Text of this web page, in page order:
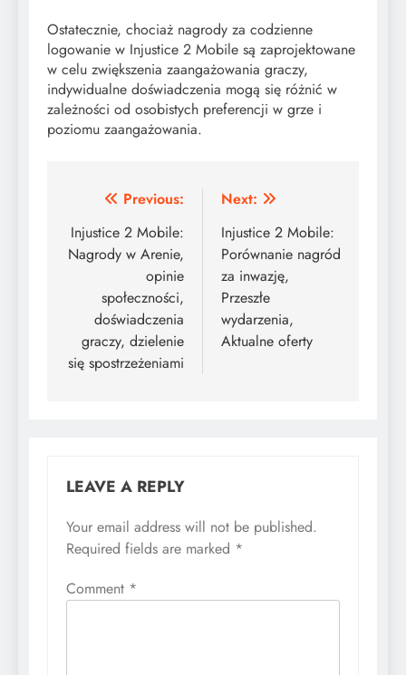
Ostatecznie, chociaż nagrody za codzienne
logowanie w Injustice 2 Mobile są zaprojektowane
w celu zwiększenia zaangażowania graczy,
indywidualne doświadczenia mogą się różnić w
zależności od osobistych preferencji w grze i
poziomu zaangażowania.
Post
navigation
Previous:
Injustice 2 Mobile:
Nagrody w Arenie,
opinie
społeczności,
doświadczenia
graczy, dzielenie
się spostrzeżeniami
Next:
Injustice 2 Mobile:
Porównanie nagród
za inwazję,
Przeszłe
wydarzenia,
Aktualne oferty
LEAVE A REPLY
Your email address will not be published.
Required fields are marked *
Comment *